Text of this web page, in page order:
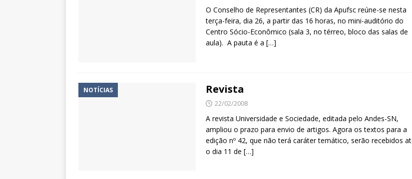
O Conselho de Representantes (CR) da Apufsc reúne-se nesta
terça-feira, dia 26, a partir das 16 horas, no mini-auditório do
Centro Sócio-Econômico (sala 3, no térreo, bloco das salas de
aula). A pauta é a […]
NOTÍCIAS Revista
22/02/2008
A revista Universidade e Sociedade, editada pelo Andes-SN,
ampliou o prazo para envio de artigos. Agora os textos para a
edição nº 42, que não terá caráter temático, serão recebidos
o dia 11 de […]